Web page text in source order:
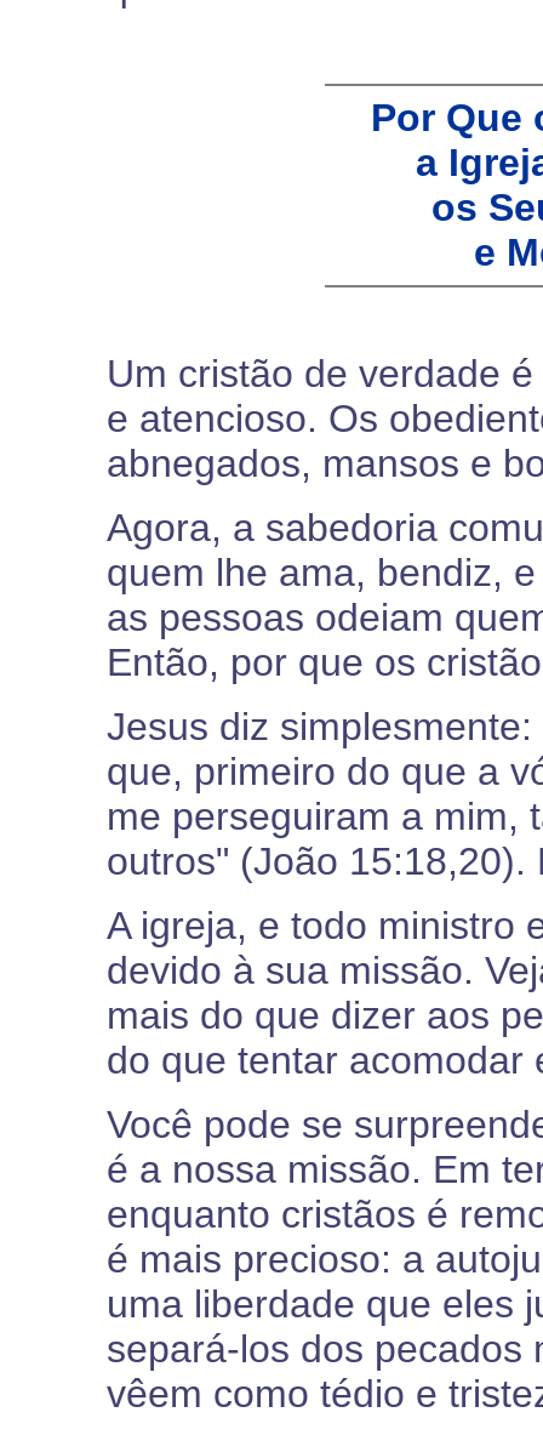
Por Que
a
os
e
Um cristão de verdade
e atencioso. Os
abnegados, mansos e
Agora, a sabedoria
quem lhe ama, bendiz,
as pessoas odeiam
Então, por que os
Jesus diz
que, primeiro do que a
me perseguiram a mim,
outros" (João 15:18,20).
A igreja, e todo ministro
devido à sua missão.
mais do que dizer aos
do que tentar acomodar
Você pode se
é a nossa missão. Em
enquanto cristãos é
é mais precioso: a
uma liberdade que eles
separá-los dos pecados
vêem como tédio e